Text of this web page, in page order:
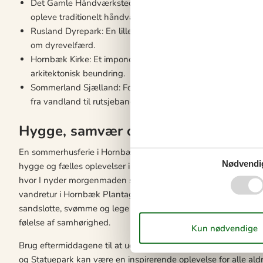
Det Gamle Håndværksted: Med sin beliggenhed på
opleve traditionelt håndværk og se håndværkere i arbejde,
Rusland Dyrepark: En lille, men charmerende dyrepark,
om dyrevelfærd.
Hornbæk Kirke: Et imponerende bygningsværk med en rig
arkitektonisk beundring.
Sommerland Sjælland: Forlystelsesparken byder på en
fra vandland til rutsjebaner og spil.
Hygge, samvær og fælles oplevelser
En sommerhusferie i Hornbæk tilbyder den perfekte ramme
hygge og fælles oplevelser i nogle af Danmarks smukkeste
hvor I nyder morgenmaden sammen uden hastværk, og
vandretur i Hornbæk Plantage, hvor I sammen kan udforske
sandslotte, svømme og lege i vandkanten. Disse enkle
følelse af samhørighed.
Brug eftermiddagene til at udforske de lokale seværdigheder
og Statuepark kan være en inspirerende oplevelse for alle